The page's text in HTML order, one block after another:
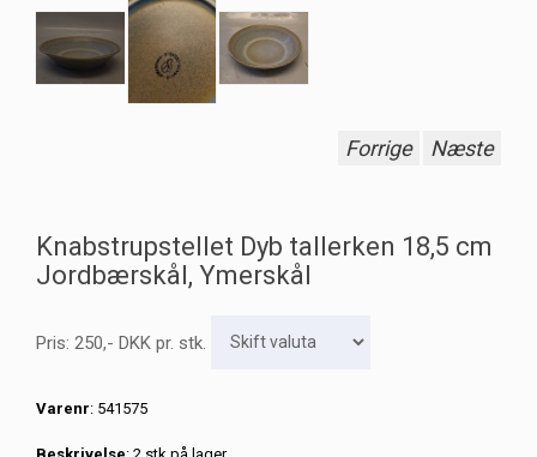
Forrige Næste
Knabstrupstellet Dyb tallerken 18,5 cm
Jordbærskål, Ymerskål
Pris: 250,- DKK pr. stk.
Varenr: 541575